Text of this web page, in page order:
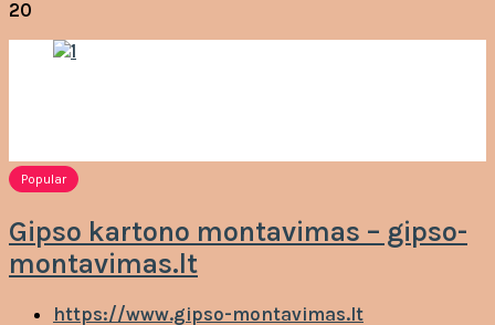
20
Popular
Gipso kartono montavimas – gipso-
montavimas.lt
https://www.gipso-montavimas.lt